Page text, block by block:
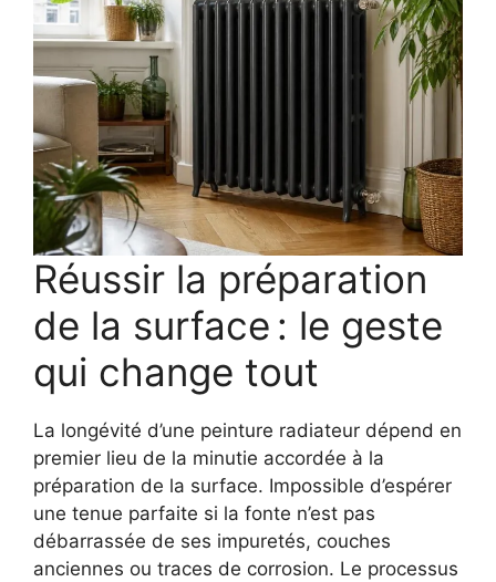
Réussir la préparation
de la surface : le geste
qui change tout
La longévité d’une peinture radiateur dépend en
premier lieu de la minutie accordée à la
préparation de la surface. Impossible d’espérer
une tenue parfaite si la fonte n’est pas
débarrassée de ses impuretés, couches
anciennes ou traces de corrosion. Le processus